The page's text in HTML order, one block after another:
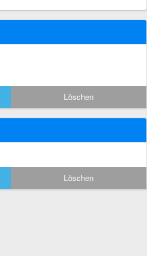
Löschen
Löschen